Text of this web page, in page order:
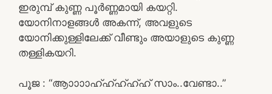
ഇരുമ്പ് കുണ്ണ പൂർണ്ണമായി കയറ്റി.
യോനിനാളങ്ങൾ അകന്ന്, അവളുടെ
യോനിക്കുള്ളിലേക്ക് വീണ്ടും അയാളുടെ കുണ്ണ
തള്ളികയറി.
പൂജ : “ആാാാാഹ്ഹ്ഹ്ഹ്ഹ് സാം..വേണ്ടാ..”